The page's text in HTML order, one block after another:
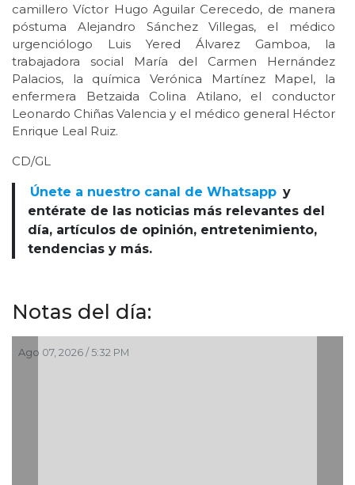
camillero Víctor Hugo Aguilar Cerecedo, de manera
póstuma Alejandro Sánchez Villegas, el médico
urgenciólogo Luis Yered Álvarez Gamboa, la
trabajadora social María del Carmen Hernández
Palacios, la química Verónica Martínez Mapel, la
enfermera Betzaida Colina Atilano, el conductor
Leonardo Chiñas Valencia y el médico general Héctor
Enrique Leal Ruiz.
CD/GL
Únete a nuestro canal de Whatsapp y
entérate de las noticias más relevantes del
día, artículos de opinión, entretenimiento,
tendencias y más.
Notas del día:
Ago 04, 2026 / 7:30 PM